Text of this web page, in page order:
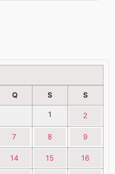
Q S S
1 2
7 8 9
14 15 16